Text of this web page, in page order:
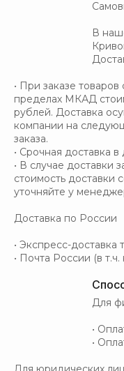
В
• При заказе
пределах МКАД
рублей. Доставка
компании на
заказа.
• Срочная доставка
• В случае
стоимость доставки
уточняйте у
Доставка по России
• Экспресс-
• Почта России (в
Для
•
•